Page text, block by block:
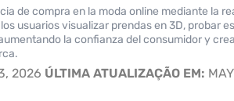
de compra en la moda online mediante la
usuarios visualizar prendas en 3D, probar
la confianza del consumidor y
2026 ÚLTIMA ATUALIZAÇÃO EM: